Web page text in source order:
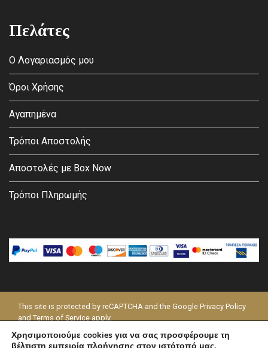
Πελάτες
Ο Λογαριασμός μου
Όροι Χρήσης
Αγαπημένα
Τρόποι Αποστολής
Αποστολές με Box Now
Τρόποι Πληρωμής
This site is protected by reCAPTCHA and the Google Privacy Policy
and Terms of Service apply.
© 2026 - MODAPELLE
Χρησιμοποιούμε cookies για να σας προσφέρουμε τη